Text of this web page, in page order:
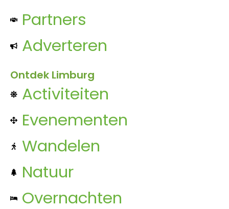
Partners
Adverteren
Ontdek Limburg
Activiteiten
Evenementen
Wandelen
Natuur
Overnachten